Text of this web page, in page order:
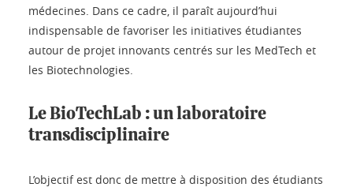
médecines. Dans ce cadre, il paraît aujourd’hui
indispensable de favoriser les initiatives étudiantes
autour de projet innovants centrés sur les MedTech et
les Biotechnologies.
Le BioTechLab : un laboratoire
transdisciplinaire
L’objectif est donc de mettre à disposition des étudiants